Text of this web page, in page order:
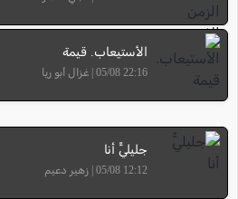
الأستيعاب. قيمة
22:16 05/08 | غزال أبو ريا
جليليٌّ أنا
12:12 05/08 | زهير دعيم